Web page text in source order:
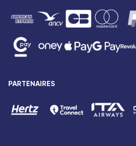
Conditions tarifaires
Droits des passagers
Conditions générales de vente
Plan du site
Gestion des cookies
Vols Paris Saint-Denis
Vols Paris Dzaoudzi
Vols Paris Cotonou
PARTENAIRES